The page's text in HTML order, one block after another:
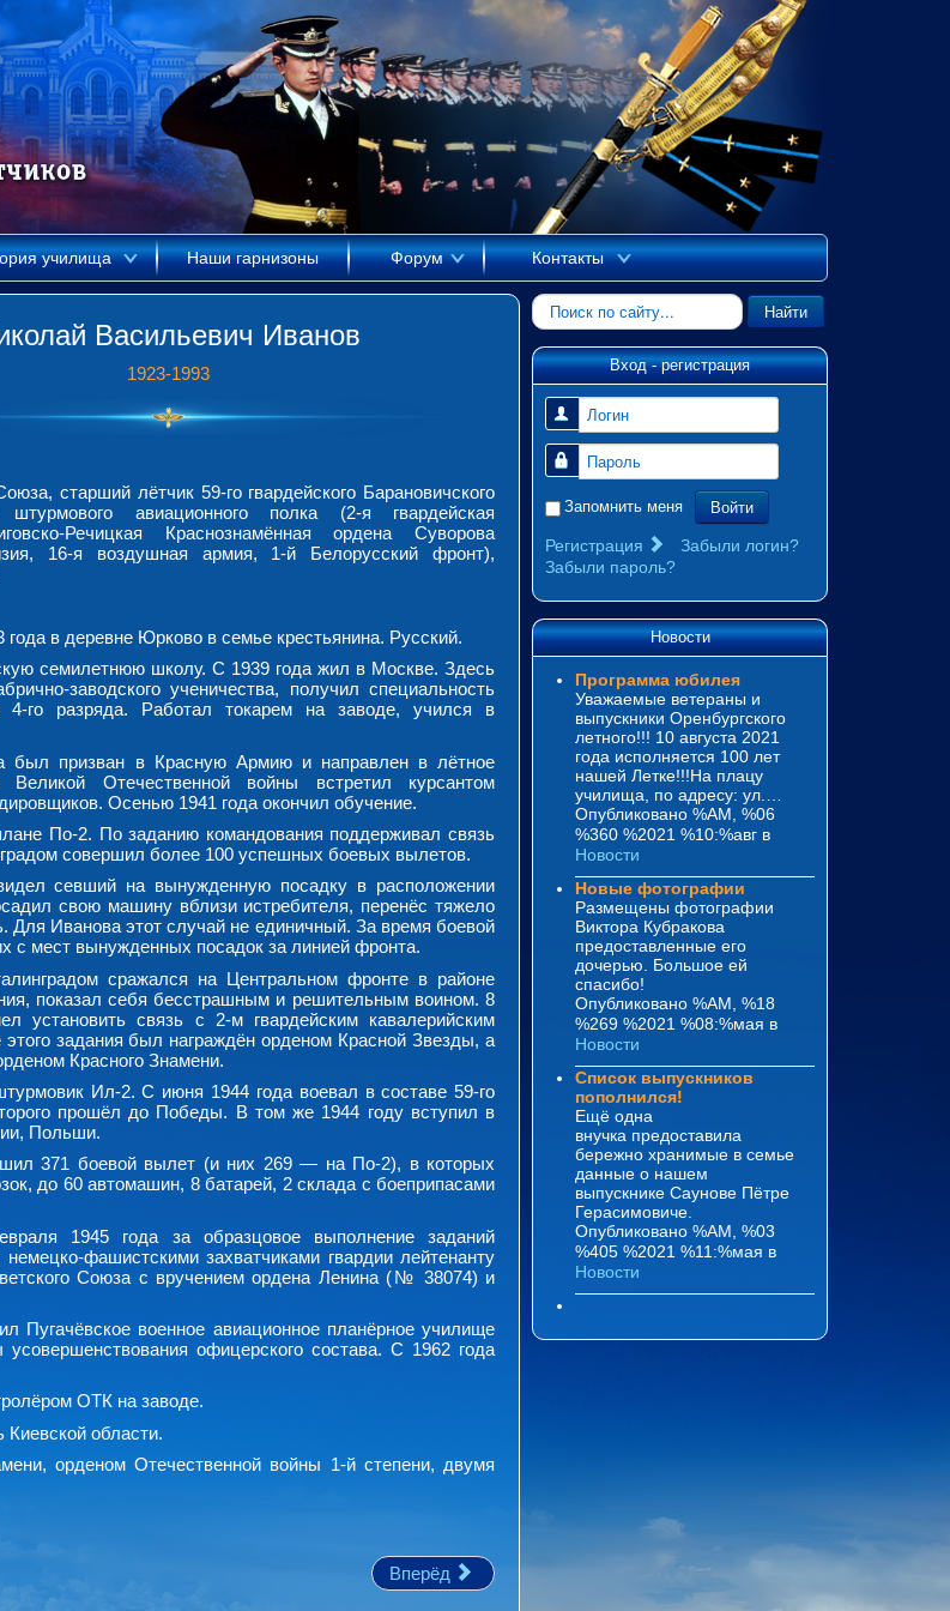
училища Наши гарнизоны Форум Контакты
Васильевич Иванов
1923-1993
старший лётчик 59-го гвардейского Барановичского
штурмового авиационного полка (2-я гвардейская
Речицкая Краснознамённая ордена Суворова
16-я воздушная армия, 1-й Белорусский фронт),
года в деревне Юрково в семье крестьянина. Русский.
семилетнюю школу. С 1939 года жил в Москве. Здесь
заводского ученичества, получил специальность
4-го разряда. Работал токарем на заводе, учился в
был призван в Красную Армию и направлен в лётное
Отечественной войны встретил курсантом
Осенью 1941 года окончил обучение.
По-2. По заданию командования поддерживал связь
совершил более 100 успешных боевых вылетов.
севший на вынужденную посадку в расположении
свою машину вблизи истребителя, перенёс тяжело
Для Иванова этот случай не единичный. За время боевой
с мест вынужденных посадок за линией фронта.
сражался на Центральном фронте в районе
показал себя бесстрашным и решительным воином. 8
установить связь с 2-м гвардейским кавалерийским
задания был награждён орденом Красной Звезды, а
Красного Знамени.
Ил-2. С июня 1944 года воевал в составе 59-го
прошёл до Победы. В том же 1944 году вступил в
Польши.
371 боевой вылет (и них 269 — на По-2), в которых
до 60 автомашин, 8 батарей, 2 склада с боеприпасами
1945 года за образцовое выполнение заданий
фашистскими захватчиками гвардии лейтенанту
Союза с вручением ордена Ленина (№ 38074) и
военное авиационное планёрное училище
офицерского состава. С 1962 года
ОТК на заводе.
области.
орденом Отечественной войны 1-й степени, двумя
Вперёд
Искать... Найти
Вход - регистрация
Логин
Пароль
Запомнить меня Войти
Регистрация
Забыли логин?
Забыли пароль?
Новости
Программа юбилея
Уважаемые ветераны и
выпускники Оренбургского
летного!!! 10 августа 2021
года исполняется 100 лет
нашей Летке!!!На плацу
училища, по адресу: ул.…
Опубликовано %AM, %06
%360 %2021 %10:%авг в
Новости
Новые фотографии
Размещены фотографии
Виктора Кубракова
предоставленные его
дочерью. Большое ей
спасибо!
Опубликовано %AM, %18
%269 %2021 %08:%мая в
Новости
Список выпускников
пополнился!
Ещё одна
внучка предоставила
бережно хранимые в семье
данные о нашем
выпускнике Саунове Пётре
Герасимовиче.
Опубликовано %AM, %03
%405 %2021 %11:%мая в
Новости